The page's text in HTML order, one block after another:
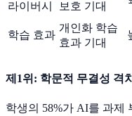
라이버시
보호 기대
학습 효과
개인화 학습
효과 기대
제1위: 학문적 무결성 격
학생의 58%가 AI를 과제